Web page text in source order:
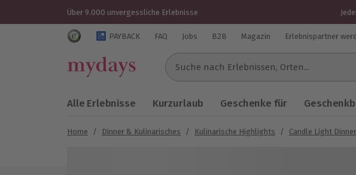
Über 9.000 unvergessliche Erlebnisse
Trustedshops Bewertungen für mydays.de
PAYBACK FAQ Jobs B2B Magazin Erlebnispartner
Suche nach Erlebnissen...
Alle Erlebnisse Kurzurlaub Geschenke für
Home / Dinner & Kulinarisches / Kulinarische Highlights / Candle Light Dinner